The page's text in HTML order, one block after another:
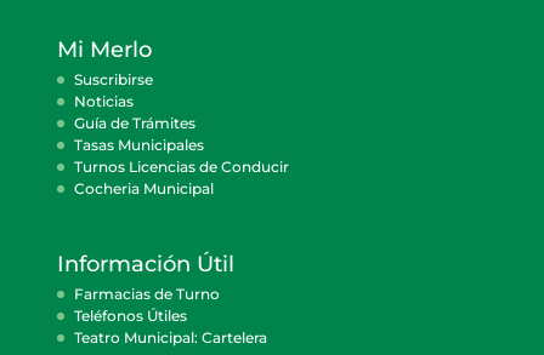
Mi Merlo
Suscribirse
Noticias
Guía de Trámites
Tasas Municipales
Turnos Licencias de Conducir
Cocheria Municipal
Información Útil
Farmacias de Turno
Teléfonos Útiles
Teatro Municipal: Cartelera